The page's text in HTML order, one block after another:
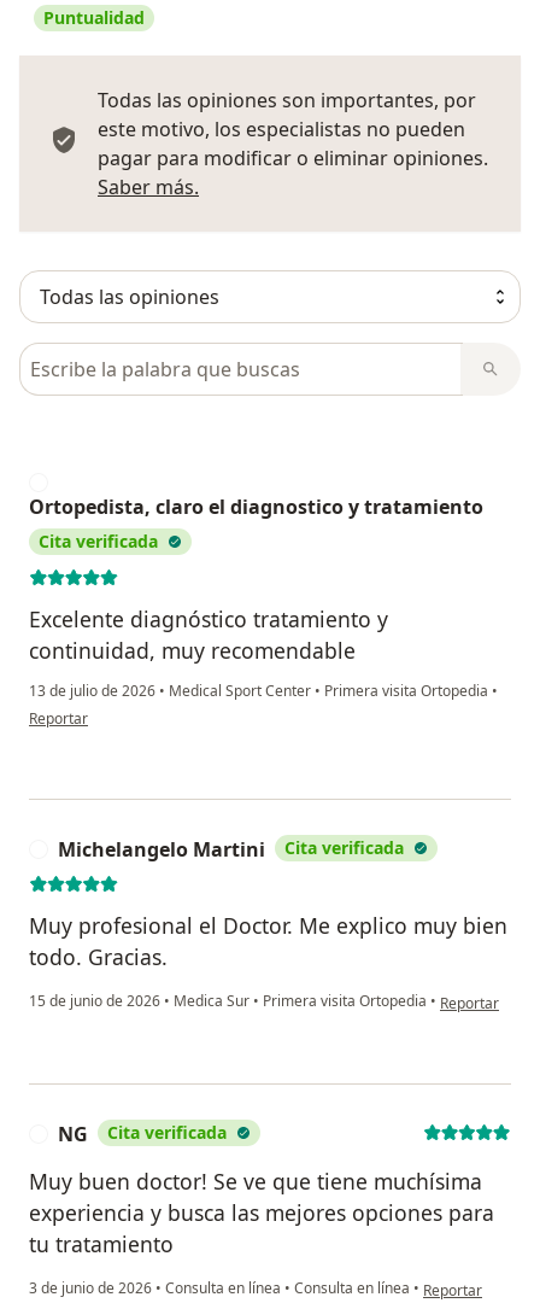
Puntualidad
Todas las opiniones son importantes, por
este motivo, los especialistas no pueden
pagar para modificar o eliminar opiniones.
Saber más.
Busca en opiniones
Ortopedista, claro el diagnostico y tratamiento
Cita verificada
Excelente diagnóstico tratamiento y
continuidad, muy recomendable
13 de julio de 2026 • Medical Sport Center • Primera visita Ortopedia •
en opinión del usuario Ortopedista, claro el diagnostico y tratamiento
Reportar
Michelangelo Martini Cita verificada
Muy profesional el Doctor. Me explico muy bien
todo. Gracias.
15 de junio de 2026 • Medica Sur • Primera visita Ortopedia • en opinión
Reportar
NG Cita verificada
Muy buen doctor! Se ve que tiene muchísima
experiencia y busca las mejores opciones para
tu tratamiento
3 de junio de 2026 • Consulta en línea • Consulta en línea • en opinión del
Reportar